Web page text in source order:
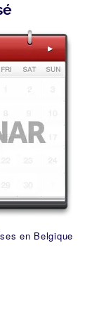
en Belgique